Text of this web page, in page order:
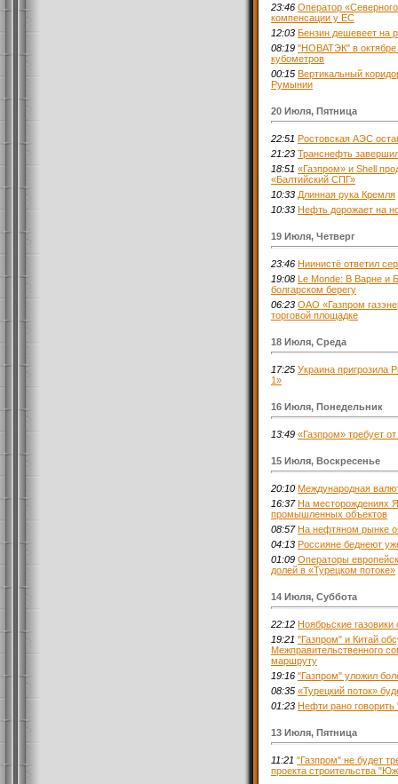
23:46 Оператор
компенсации у ЕС
12:03 Бензин дешевеет на
08:19 "НОВАТЭК" в октябре
кубометров
00:15 Вертикальный
Румынии
20 Июля, Пятница
22:51 Ростовская АЭС
21:23 Транснефть
18:51 «Газпром» и Shell
«Балтийский СПГ»
10:33 Длинная рука Кремля
10:33 Нефть дорожает на
19 Июля, Четверг
23:46 Ниинистё ответил
19:08 Le Monde: В Варне и
болгарском берегу
06:23 ОАО «Газпром
торговой площадке
18 Июля, Среда
17:25 Украина пригрозила
1»
16 Июля, Понедельник
13:49 «Газпром» требует
15 Июля, Воскресенье
20:10 Международная
16:37 На месторождениях
промышленных объектов
08:57 На нефтяном рынке
04:13 Россияне беднеют
01:09 Операторы
долей в «Турецком потоке»
14 Июля, Суббота
22:12 Ноябрьские газовики
19:21 "Газпром" и Китай
Межправительственного
маршруту
19:16 "Газпром" уложил
08:35 «Турецкий поток»
01:23 Нефти рано
13 Июля, Пятница
11:21 "Газпром" не будет
проекта строительства